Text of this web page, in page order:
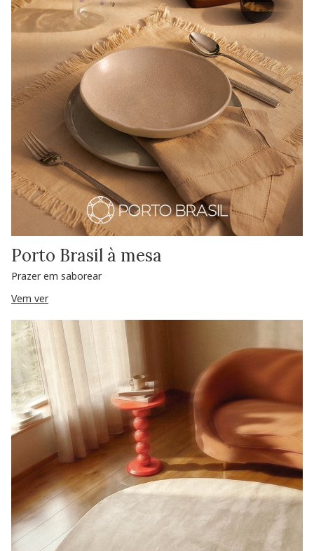
Porto Brasil à mesa
Prazer em saborear
Vem ver